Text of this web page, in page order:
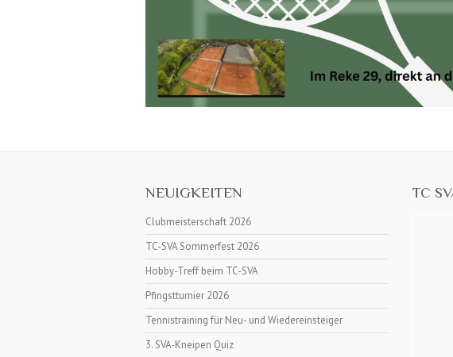
NEUIGKEITEN
Clubmeisterschaft 2026
TC-SVA Sommerfest 2026
Hobby-Treff beim TC-SVA
Pfingstturnier 2026
Tennistraining für Neu- und Wiedereinsteiger
3. SVA-Kneipen Quiz
TC